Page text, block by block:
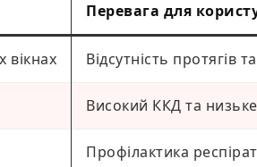
Перевага для
вікнах Відсутність протягів
Високий ККД та низьке
Профілактика